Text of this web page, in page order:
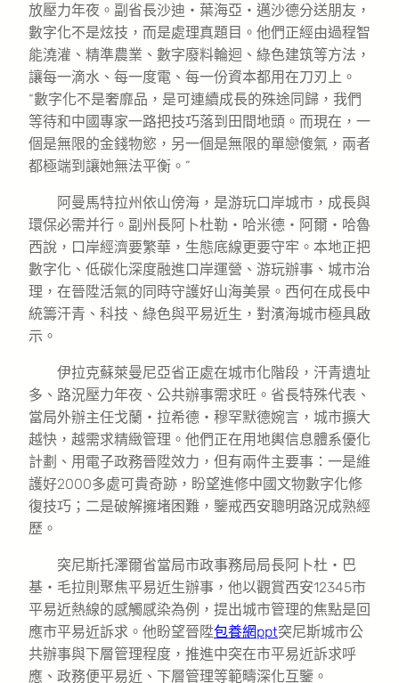
放壓力年夜。副省長沙迪・葉海亞・邁沙德分送朋友，
數字化不是炫技，而是處理真題目。他們正經由過程智
能澆灌、精準農業、數字廢料輪迴、綠色建筑等方法，
讓每一滴水、每一度電、每一份資本都用在刀刃上。
“數字化不是奢靡品，是可連續成長的殊途同歸，我們
等待和中國專家一路把技巧落到田間地頭。而現在，一
個是無限的金錢物慾，另一個是無限的單戀傻氣，兩者
都極端到讓她無法平衡。”
阿曼馬特拉州依山傍海，是游玩口岸城市，成長與
環保必需并行。副州長阿卜杜勒・哈米德・阿爾・哈魯
西說，口岸經濟要繁華，生態底線更要守牢。本地正把
數字化、低碳化深度融進口岸運營、游玩辦事、城市治
理，在晉陞活氣的同時守護好山海美景。西何在成長中
統籌汗青、科技、綠色與平易近生，對濱海城市極具啟
示。
伊拉克蘇萊曼尼亞省正處在城市化階段，汗青遺址
多、路況壓力年夜、公共辦事需求旺。省長特殊代表、
當局外辦主任戈蘭・拉希德・穆罕默德婉言，城市擴大
越快，越需求精緻管理。他們正在用地輿信息體系優化
計劃、用電子政務晉陞效力，但有兩件主要事：一是維
護好2000多處可貴奇跡，盼望進修中國文物數字化修
復技巧；二是破解擁堵困難，鑒戒西安聰明路況成熟經
歷。
突尼斯托澤爾省當局市政事務局局長阿卜杜・巴
基・毛拉則聚焦平易近生辦事，他以觀賞西安12345市
平易近熱線的感觸感染為例，提出城市管理的焦點是回
應市平易近訴求。他盼望晉陞包養網ppt突尼斯城市公
共辦事與下層管理程度，推進中突在市平易近訴求呼
應、政務便平易近、下層管理等範疇深化互鑒。